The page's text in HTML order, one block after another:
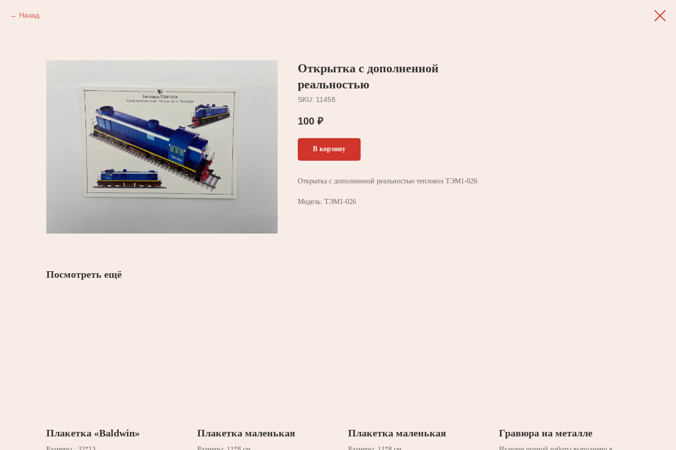
Назад
Открытка с дополненной
реальностью
SKU: 11458
100 ₽
В корзину
Открытка с дополненной реальностью тепловоз ТЭМ1-026
Модель: ТЭМ1-026
Посмотреть ещё
Плакетка «Baldwin» Плакетка маленькая Плакетка маленькая Гравюра на металле